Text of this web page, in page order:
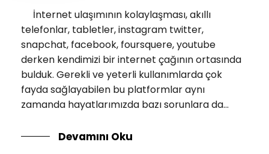
İnternet ulaşımının kolaylaşması, akıllı
telefonlar, tabletler, instagram twitter,
snapchat, facebook, foursquere, youtube
derken kendimizi bir internet çağının ortasında
bulduk. Gerekli ve yeterli kullanımlarda çok
fayda sağlayabilen bu platformlar aynı
zamanda hayatlarımızda bazı sorunlara da...
Devamını Oku